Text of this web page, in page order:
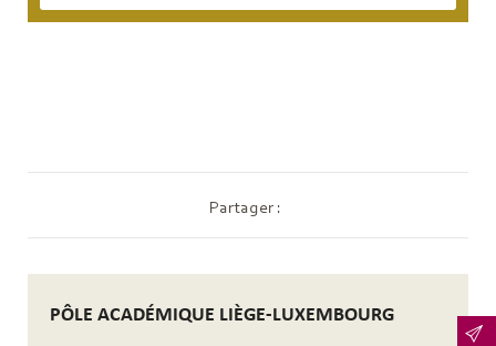
PÔLE ACADÉMIQUE LIÈGE-LUXEMBOURG
Partager :